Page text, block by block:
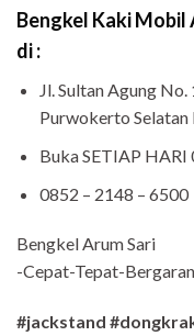
Bengkel Kaki
di :
Jl. Sultan Agung
Purwokerto Selatan
Buka SETIAP
0852 – 2148 – 6500
Bengkel Arum Sari
-Cepat-Tepat-
#jackstand